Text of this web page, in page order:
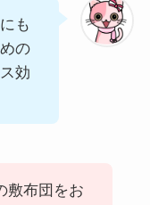
も
の
効
敷布団をお